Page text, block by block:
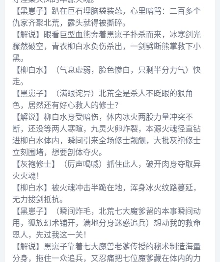
【黑崽子】趴在巨石埋脑袋装怂，心里暗骂：二百多个
仇家齐聚北荒，露头就得被撕碎。
【解说】眼看巨型血熊奔着黑崽子扑杀而来，冰寒剑光
骤然破空，青衣柳白水负伤杀出，一剑劈断熊掌救下小
黑。
【柳白水】（气息虚弱，脸色惨白，只剩半分力气）快
走。
【黑崽子】（满眼诧异）北荒全是杀人不眨眼的狠角
色，居然还有好心救人的修士？
【解说】柳白水身受暗伤，体内冰火两股力量冲突不
断，还没等两人寒暄，九灵火卵炸裂，本源火魂径直钻
进柳白水体内，瞬间引来全场修士觊觎，大批灰袍修士
立刻围堵，想要剖体夺火。
【灰袍修士】（厉声喝喊）抓住此人，破开肉身夺取异
火火魂！
【柳白水】被火魂冲击半跪在地，浑身冰火纹路蔓延，
无力拔剑抵抗。
【黑崽子】（瞬间炸毛，北荒七大魔爹留的本事瞬间动
用，狐族幻术铺开，满地分身迷惑追兵）想动我的救命
恩人，先过我这一关！
【解说】黑崽子靠着七大魔兽老爹传授的秘术制造海量
分身，拖住一众追兵，又忍痛把七位魔爹藏在体内的力